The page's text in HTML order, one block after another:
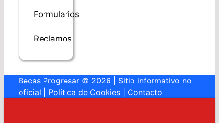
Formularios
Reclamos
Becas Progresar © 2026 | Sitio informativo no
oficial | Política de Cookies Contacto